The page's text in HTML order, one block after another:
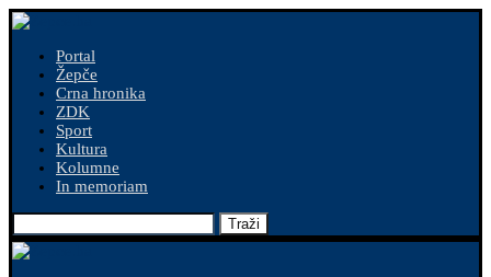
Portal
Žepče
Crna hronika
ZDK
Sport
Kultura
Kolumne
In memoriam
Traži